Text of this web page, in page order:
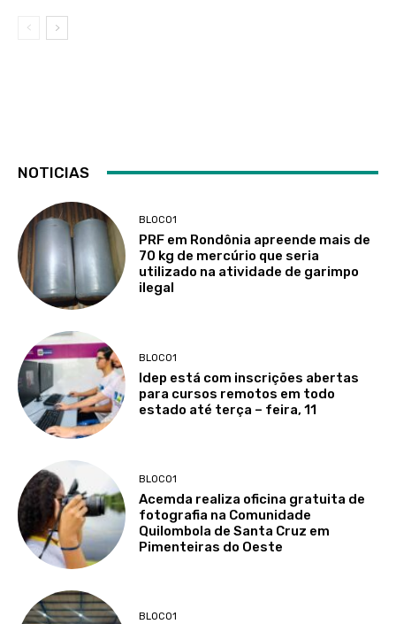
NOTICIAS
BLOCO1
PRF em Rondônia apreende mais de
70 kg de mercúrio que seria
utilizado na atividade de garimpo
ilegal
BLOCO1
Idep está com inscrições abertas
para cursos remotos em todo
estado até terça – feira, 11
BLOCO1
Acemda realiza oficina gratuita de
fotografia na Comunidade
Quilombola de Santa Cruz em
Pimenteiras do Oeste
BLOCO1